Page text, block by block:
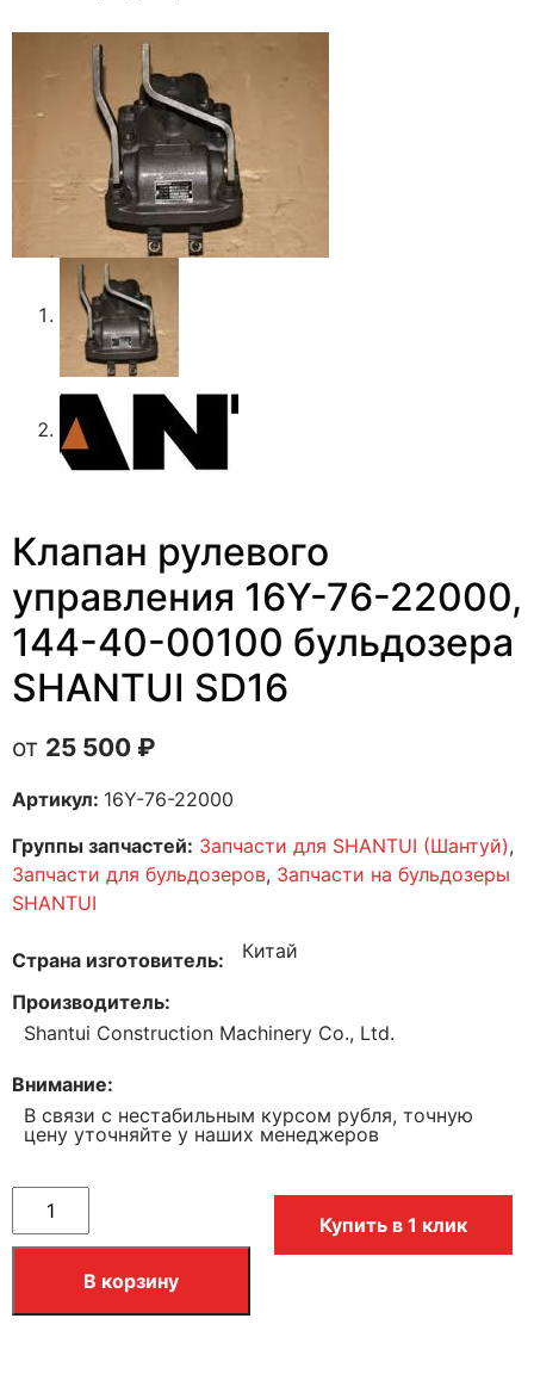
Клапан рулевого
управления 16Y-76-22000,
144-40-00100 бульдозера
SHANTUI SD16
25 500 ₽
Артикул: 16Y-76-22000
Группы запчастей: Запчасти для SHANTUI (Шантуй),
Запчасти для бульдозеров, Запчасти на бульдозеры
SHANTUI
Страна изготовитель Китай
Производитель
Shantui Construction Machinery Co., Ltd.
Внимание
В связи с нестабильным курсом рубля, точную
цену уточняйте у наших менеджеров
В корзину
Купить в 1 клик